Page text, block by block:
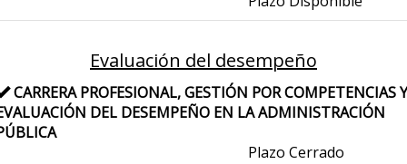
Evaluación del desempeño
CARRERA PROFESIONAL, GESTIÓN POR COMPETENCIAS Y
DEL DESEMPEÑO EN LA ADMINISTRACIÓN
Plazo Cerrado